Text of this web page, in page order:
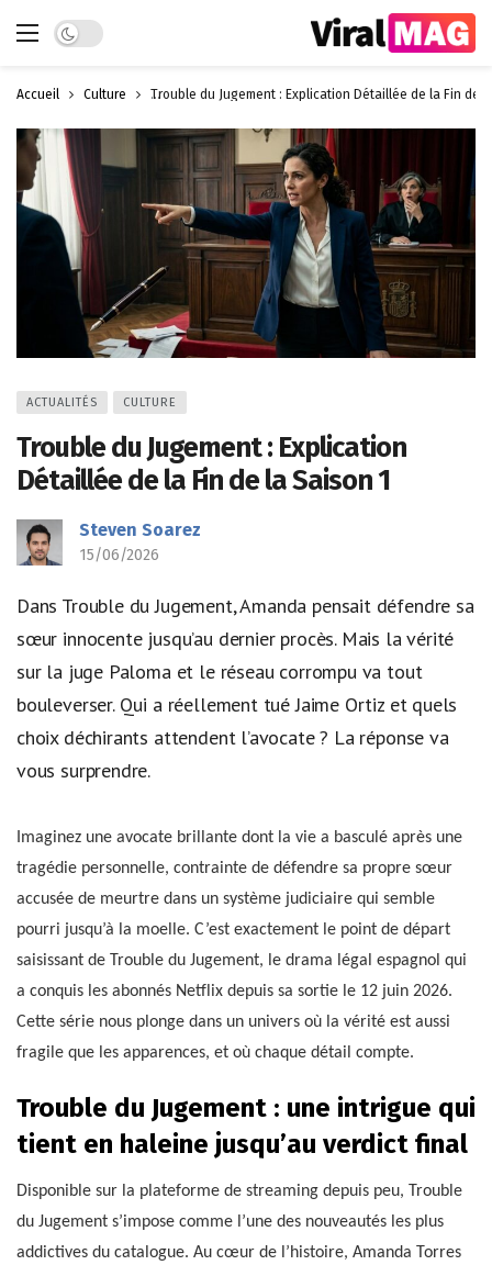
Dark mode
Accueil Culture Trouble du Jugement : Explication Détaillée de la Fin de
ACTUALITÉS CULTURE
Trouble du Jugement : Explication
Détaillée de la Fin de la Saison 1
Steven Soarez
15/06/2026
Dans Trouble du Jugement, Amanda pensait défendre sa
sœur innocente jusqu’au dernier procès. Mais la vérité
sur la juge Paloma et le réseau corrompu va tout
bouleverser. Qui a réellement tué Jaime Ortiz et quels
choix déchirants attendent l’avocate ? La réponse va
vous surprendre.
Imaginez une avocate brillante dont la vie a basculé après une
tragédie personnelle, contrainte de défendre sa propre sœur
accusée de meurtre dans un système judiciaire qui semble
pourri jusqu’à la moelle. C’est exactement le point de départ
saisissant de Trouble du Jugement, le drama légal espagnol qui
a conquis les abonnés Netflix depuis sa sortie le 12 juin 2026.
Cette série nous plonge dans un univers où la vérité est aussi
fragile que les apparences, et où chaque détail compte.
Trouble du Jugement : une intrigue qui
tient en haleine jusqu’au verdict final
Disponible sur la plateforme de streaming depuis peu, Trouble
du Jugement s’impose comme l’une des nouveautés les plus
addictives du catalogue. Au cœur de l’histoire, Amanda Torres